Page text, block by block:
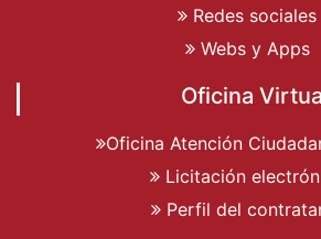
Redes sociales
Webs y Apps
Oficina
Oficina Atención
Licitación
Perfil del